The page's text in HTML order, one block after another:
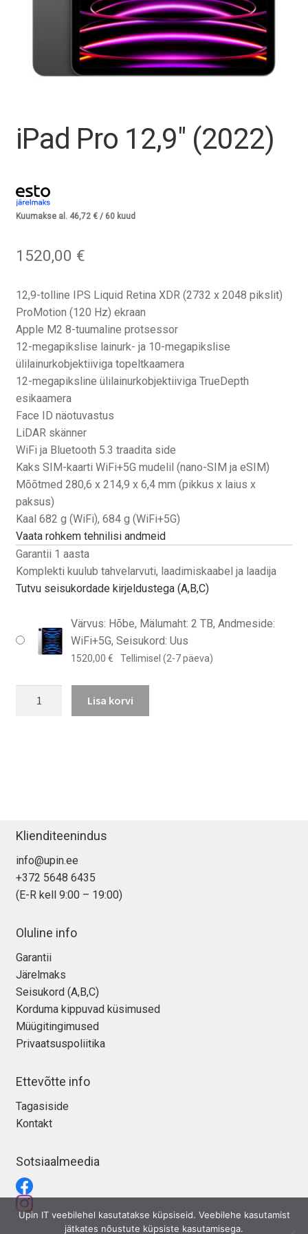
iPad Pro 12,9″ (2022)
Kuumakse al. 46,72 €/ 60 kuud
1520,00 €
12,9-tolline IPS Liquid Retina XDR (2732 x 2048 pikslit)
ProMotion (120 Hz) ekraan
Apple M2 8-tuumaline protsessor
12-megapikslise lainurk- ja 10-megapikslise
ülilainurkobjektiiviga topeltkaamera
12-megapiksline ülilainurkobjektiiviga TrueDepth
esikaamera
Face ID näotuvastus
LiDAR skänner
WiFi ja Bluetooth 5.3 traadita side
Kaks SIM-kaarti WiFi+5G mudelil (nano-SIM ja eSIM)
Mõõtmed 280,6 x 214,9 x 6,4 mm (pikkus x laius x
paksus)
Kaal 682 g (WiFi), 684 g (WiFi+5G)
Vaata rohkem tehnilisi andmeid
Garantii 1 aasta
Komplekti kuulub tahvelarvuti, laadimiskaabel ja laadija
Tutvu seisukordade kirjeldustega (A,B,C)
Värvus: Hõbe, Mälumaht: 2 TB, Andmeside:
WiFi+5G, Seisukord: Uus
1520,00 € Tellimisel (2-7 päeva)
Lisa korvi
Klienditeenindus
info@upin.ee
+372 5648 6435
(E-R kell 9:00 – 19:00)
Oluline info
Garantii
Järelmaks
Seisukord (A,B,C)
Korduma kippuvad küsimused
Müügitingimused
Privaatsuspoliitika
Ettevõtte info
Tagasiside
Kontakt
Sotsiaalmeedia
Upin IT veebilehel kasutatakse küpsiseid. Veebilehe kasutamist
jätkates nõustute küpsiste kasutamisega.